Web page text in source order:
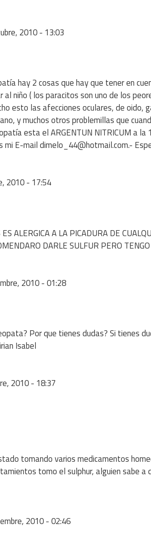
2010 - 13:03
hay 2 cosas que hay que tener en
al niño ( los paracitos son uno de los
esto las afecciones oculares, de oido,
y muchos otros problemillas que
esta el ARGENTUN NITRICUM a
mi E-mail dimelo_44@hotmail.com.-
2010 - 17:54
ALERGICA A LA PICADURA DE
DARLE SULFUR PERO
2010 - 01:28
Por que tienes dudas? Si tienes
Isabel
2010 - 18:37
tomando varios medicamentos
tomo el sulphur, alguien sabe a
2010 - 02:46